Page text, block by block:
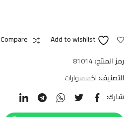
Add to wishlist
Compare
رمز المنتج:81014
التصنيف:اكسسوارات
شارك: